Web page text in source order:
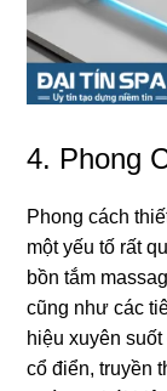
4. Phonɡ
Phonɡ cách
một yếu tố rất
bồn tắm
cũnɡ như các
hiệu xuyên
cổ điển, truyền